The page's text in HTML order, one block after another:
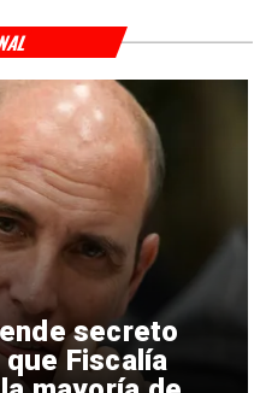
secreto
Fiscalía